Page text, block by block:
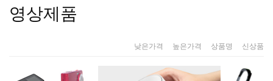
영상제품
낮은가격 높은가격 상품명 신상품